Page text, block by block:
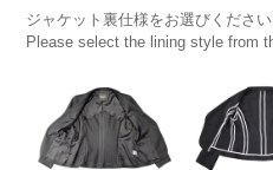
ジャケット裏仕様をお選びください
Please select the lining style from